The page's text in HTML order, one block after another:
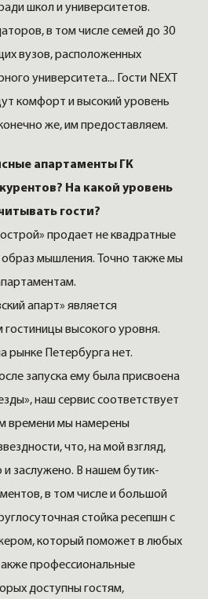
школ и университетов.
в том числе семей до 30
вузов, расположенных
университета... Гости NEXT
комфорт и высокий уровень
же, им предоставляем.
апартаменты ГК
На какой уровень
гости?
продает не квадратные
мышления. Точно также мы
апарт» является
высокого уровня.
рынке Петербурга нет.
запуска ему была присвоена
наш сервис соответствует
времени мы намерены
что, на мой взгляд,
заслужено. В нашем бутик-
в том числе и большой
стойка ресепшн с
который поможет в любых
профессиональные
доступны гостям,